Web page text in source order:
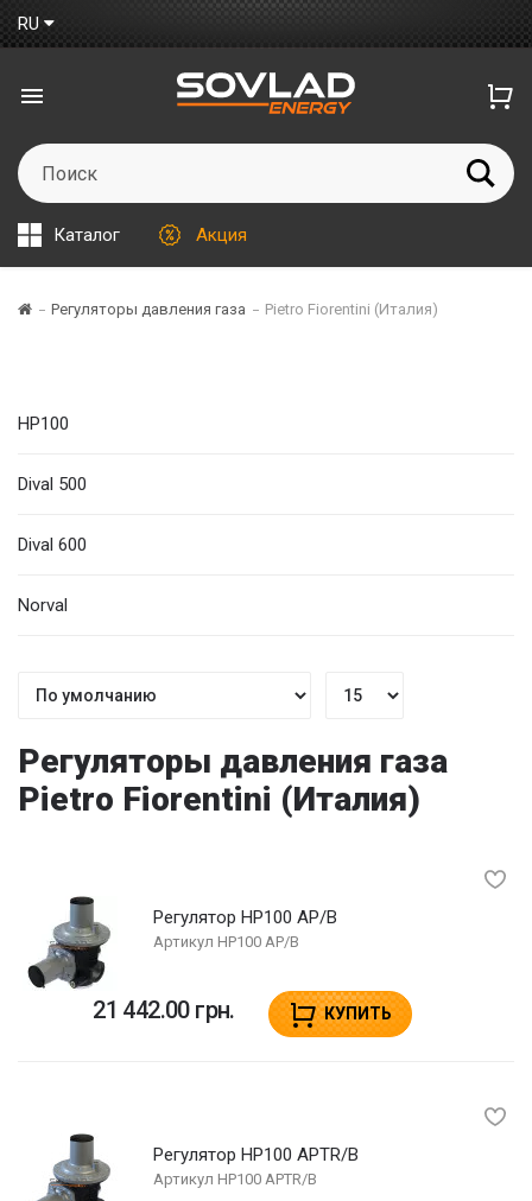
RU
Каталог Акция
Регуляторы давления газа Pietro Fiorentini (Италия)
HP100
Dival 500
Dival 600
Norval
Регуляторы давления газа
Pietro Fiorentini (Италия)
Регулятор HP100 AP/B
Артикул HP100 AP/B
21 442.00 грн. КУПИТЬ
Регулятор HP100 APTR/B
Артикул HP100 APTR/B